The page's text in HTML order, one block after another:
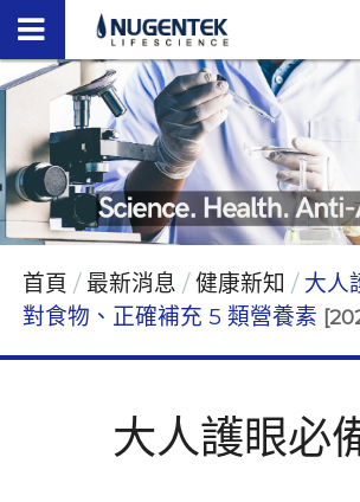
首頁 最新消息 健康新知
大人
對食物、正確補充 5 類營養素
大人護眼必